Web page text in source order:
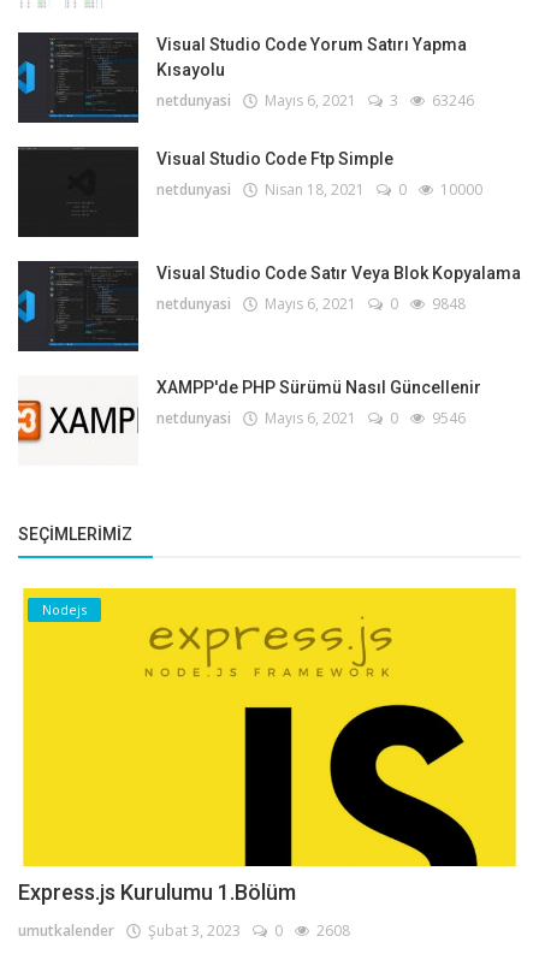
Visual Studio Code Yorum Satırı Yapma
Kısayolu
netdunyasi Mayıs 6, 2021 3 63246
Visual Studio Code Ftp Simple
netdunyasi Nisan 18, 2021 0 10000
Visual Studio Code Satır Veya Blok Kopyalama
netdunyasi Mayıs 6, 2021 0 9848
XAMPP'de PHP Sürümü Nasıl Güncellenir
netdunyasi Mayıs 6, 2021 0 9546
SEÇIMLERIMIZ
Nodejs
Express.js Kurulumu 1.Bölüm
umutkalender Şubat 3, 2023 0 2608